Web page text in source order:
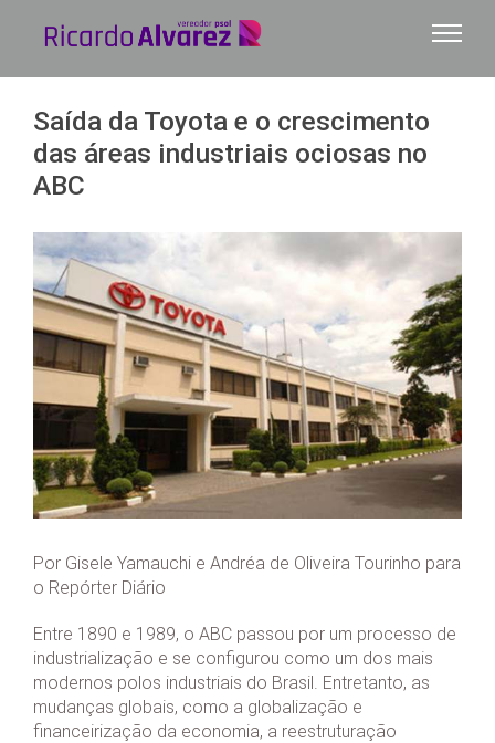
conteúdo
Saída da Toyota e o crescimento
das áreas industriais ociosas no
ABC
View
Larger
Image
Por Gisele Yamauchi e Andréa de Oliveira Tourinho para
o Repórter Diário
Entre 1890 e 1989, o ABC passou por um processo de
industrialização e se configurou como um dos mais
modernos polos industriais do Brasil. Entretanto, as
mudanças globais, como a globalização e
financeirização da economia, a reestruturação